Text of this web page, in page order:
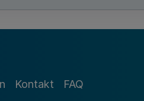
gefasst:
Kontakt FAQ